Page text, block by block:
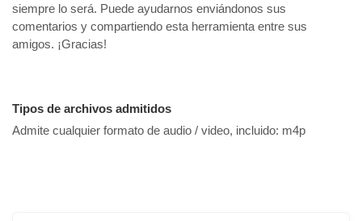
siempre lo será. Puede ayudarnos enviándonos sus
comentarios y compartiendo esta herramienta entre sus
amigos. ¡Gracias!
Tipos de archivos admitidos
Admite cualquier formato de audio / video, incluido: m4p